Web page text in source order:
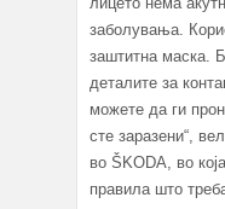
заболувања.
заштитна маска.
деталите за
можете да ги
сте заразени“,
во ŠKODA, во
правила што